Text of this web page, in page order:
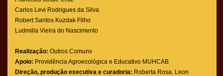
Carlos Levi Rodrigues da Silva
Robert Santos Kuzdak Filho
Ludmilla Vieira do Nascimento
Realização: Outros Comuns
Apoio: Providência Agroecológica e Educativo MUHCAB
Direção, produção executiva e curadoria: Roberta Rosa, Leon